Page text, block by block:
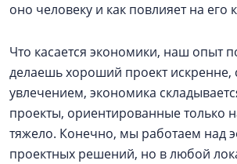
оно человеку и как повлияет на его
Что касается экономики, наш опыт
делаешь хороший проект искренне,
увлечением, экономика
проекты, ориентированные только
тяжело. Конечно, мы работаем над
проектных решений, но в любой